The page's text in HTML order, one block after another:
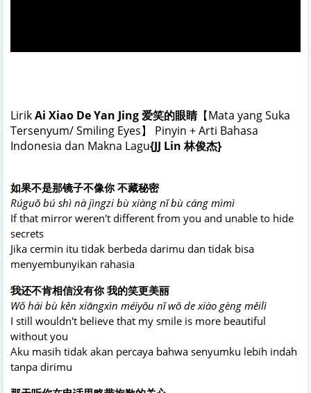
LirikAi Xiao De Yan Jing 爱笑的眼睛【Mata yang Suka
Tersenyum/ Smiling Eyes】 Pinyin + Arti Bahasa
Indonesia dan Makna Lagu{JJ Lin 林俊杰}
如果不是那镜子不像你 不藏秘密
Rúguǒ bú shì nà jìngzi bù xiàng nǐ bù cáng mìmì
If that mirror weren't different from you and unable to hide
secrets
Jika cermin itu tidak berbeda darimu dan tidak bisa
menyembunyikan rahasia
我还不肯相信没有你 我的笑更美丽
Wǒ hái bù kěn xiāngxìn méiyǒu nǐ wǒ de xiào gèng měilì
I still wouldn't believe that my smile is more beautiful
without you
Aku masih tidak akan percaya bahwa senyumku lebih indah
tanpa dirimu